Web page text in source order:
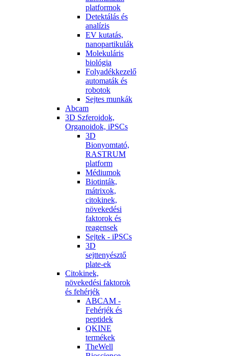
platformok
Detektálás és
analízis
EV kutatás,
nanopartikulák
Molekuláris
biológia
Folyadékkezelő
automaták és
robotok
Sejtes munkák
Abcam
3D Szferoidok,
Organoidok, iPSCs
3D
Bionyomtató,
RASTRUM
platform
Médiumok
Biotinták,
mátrixok,
citokinek,
növekedési
faktorok és
reagensek
Sejtek - iPSCs
3D
sejttenyésztő
plate-ek
Citokinek,
növekedési faktorok
és fehérjék
ABCAM -
Fehérjék és
peptidek
QKINE
termékek
TheWell